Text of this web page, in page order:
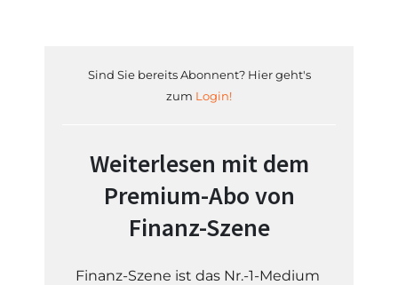
Sind Sie bereits Abonnent? Hier geht's
zum Login!
Weiterlesen mit dem
Premium-Abo von
Finanz-Szene
Finanz-Szene ist das Nr.-1-Medium